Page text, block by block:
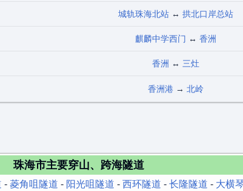
城轨珠海北站↔ 拱北口岸总站
麒麟中学西门 ↔ 香洲
香洲 ↔ 三灶
香洲港→ 北岭
珠海市主要穿山、跨海隧道
- 菱角咀隧道 - 阳光咀隧道 - 西环隧道 - 长隆隧道 - 大横